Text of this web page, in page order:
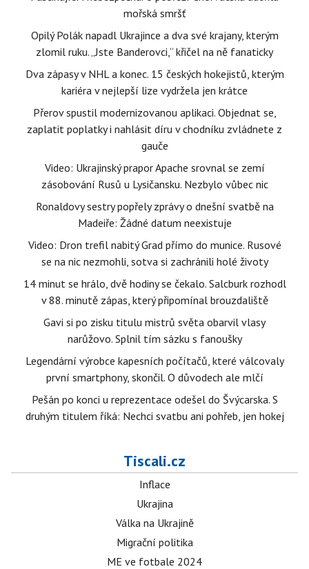
mořská smršť
Opilý Polák napadl Ukrajince a dva své krajany, kterým
zlomil ruku. „Jste Banderovci,“ křičel na ně fanaticky
Dva zápasy v NHL a konec. 15 českých hokejistů, kterým
kariéra v nejlepší lize vydržela jen krátce
Přerov spustil modernizovanou aplikaci. Objednat se,
zaplatit poplatky i nahlásit díru v chodníku zvládnete z
gauče
Video: Ukrajinský prapor Apache srovnal se zemí
zásobování Rusů u Lysičansku. Nezbylo vůbec nic
Ronaldovy sestry popřely zprávy o dnešní svatbě na
Madeiře: Žádné datum neexistuje
Video: Dron trefil nabitý Grad přímo do munice. Rusové
se na nic nezmohli, sotva si zachránili holé životy
14 minut se hrálo, dvě hodiny se čekalo. Salcburk rozhodl
v 88. minutě zápas, který připomínal brouzdaliště
Gavi si po zisku titulu mistrů světa obarvil vlasy
narůžovo. Splnil tím sázku s fanoušky
Legendární výrobce kapesních počítačů, které válcovaly
první smartphony, skončil. O důvodech ale mlčí
Pešán po konci u reprezentace odešel do Švýcarska. S
druhým titulem říká: Nechci svatbu ani pohřeb, jen hokej
Tiscali.cz
Inflace
Ukrajina
Válka na Ukrajině
Migrační politika
ME ve fotbale 2024